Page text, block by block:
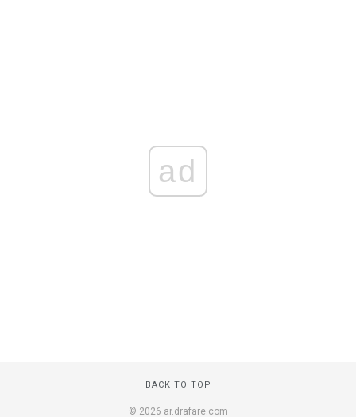
ad
BACK TO TOP
© 2026 ar.drafare.com